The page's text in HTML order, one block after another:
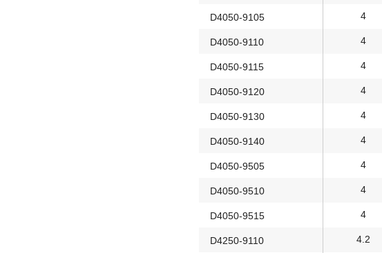
D4050-9105 4
D4050-9110 4
D4050-9115 4
D4050-9120 4
D4050-9130 4
D4050-9140 4
D4050-9505 4
D4050-9510 4
D4050-9515 4
D4250-9110 4.2